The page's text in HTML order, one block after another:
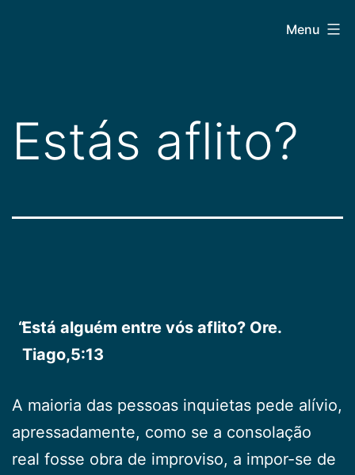
Menu
Estás aflito?
Está alguém entre vós aflito? Ore.
Tiago,5:13
A maioria das pessoas inquietas pede alívio,
apressadamente, como se a consolação
real fosse obra de improviso, a impor-se de